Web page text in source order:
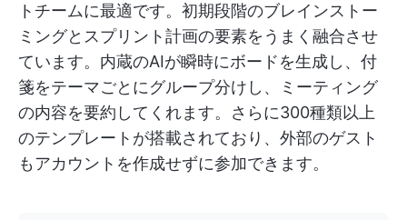
トチームに最適です。初期段階のブレインストー
ミングとスプリント計画の要素をうまく融合させ
ています。内蔵のAIが瞬時にボードを生成し、付
箋をテーマごとにグループ分けし、ミーティング
の内容を要約してくれます。さらに300種類以上
のテンプレートが搭載されており、外部のゲスト
もアカウントを作成せずに参加できます。